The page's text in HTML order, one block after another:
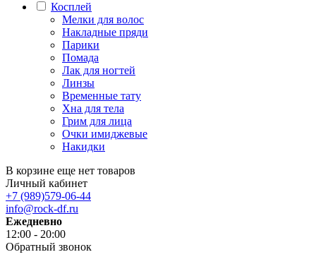
Косплей
Мелки для волос
Накладные пряди
Парики
Помада
Лак для ногтей
Линзы
Временные тату
Хна для тела
Грим для лица
Очки имиджевые
Накидки
В корзине еще нет товаров
Личный кабинет
+7 (989)579-06-44
info@rock-df.ru
Ежедневно
12:00 - 20:00
Обратный звонок